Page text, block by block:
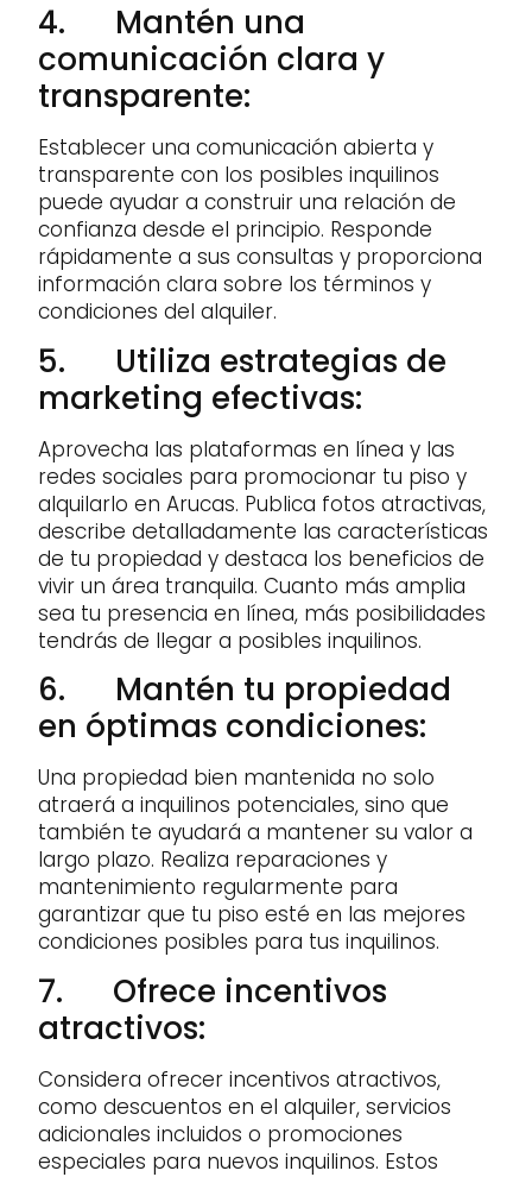
4. Mantén una
comunicación clara y
transparente:
Establecer una comunicación abierta y
transparente con los posibles inquilinos
puede ayudar a construir una relación de
confianza desde el principio. Responde
rápidamente a sus consultas y proporciona
información clara sobre los términos y
condiciones del alquiler.
5. Utiliza estrategias de
marketing efectivas:
Aprovecha las plataformas en línea y las
redes sociales para promocionar tu piso y
alquilarlo en Arucas. Publica fotos atractivas,
describe detalladamente las características
de tu propiedad y destaca los beneficios de
vivir un área tranquila. Cuanto más amplia
sea tu presencia en línea, más posibilidades
tendrás de llegar a posibles inquilinos.
6. Mantén tu propiedad
en óptimas condiciones:
Una propiedad bien mantenida no solo
atraerá a inquilinos potenciales, sino que
también te ayudará a mantener su valor a
largo plazo. Realiza reparaciones y
mantenimiento regularmente para
garantizar que tu piso esté en las mejores
condiciones posibles para tus inquilinos.
7. Ofrece incentivos
atractivos:
Considera ofrecer incentivos atractivos,
como descuentos en el alquiler, servicios
adicionales incluidos o promociones
especiales para nuevos inquilinos. Estos